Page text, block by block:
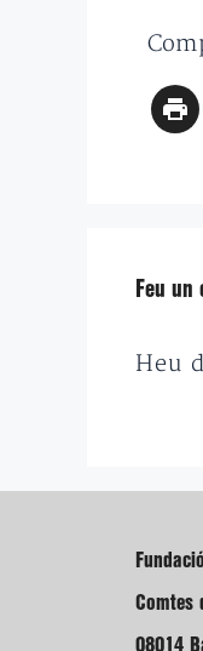
Feu un
Heu
Comtes
08014